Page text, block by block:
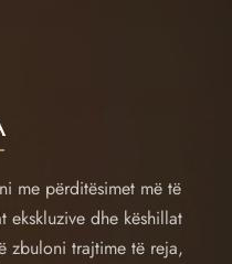
me përditësimet më të
dhe këshillat
zbuloni trajtime të reja,